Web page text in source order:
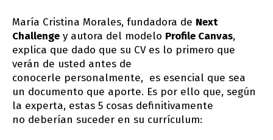
María Cristina Morales, fundadora de Next
Challenge y autora del modelo Profile Canvas,
explica que dado que su CV es lo primero que
verán de usted antes de
conocerle personalmente, es esencial que sea
un documento que aporte. Es por ello que, según
la experta, estas 5 cosas definitivamente
no deberían suceder en su currículum: